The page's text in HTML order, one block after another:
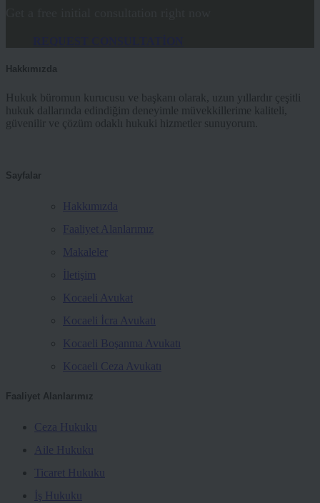
Hakkımızda
Hukuk büromun kurucusu ve başkanı olarak, uzun yıllardır çeşitli
hukuk dallarında edindiğim deneyimle müvekkillerime kaliteli,
güvenilir ve çözüm odaklı hukuki hizmetler sunuyorum.
Sayfalar
Hakkımızda
Faaliyet Alanlarımız
Makaleler
İletişim
Kocaeli Avukat
Kocaeli İcra Avukatı
Kocaeli Boşanma Avukatı
Kocaeli Ceza Avukatı
Faaliyet Alanlarımız
Ceza Hukuku
Aile Hukuku
Ticaret Hukuku
İş Hukuku